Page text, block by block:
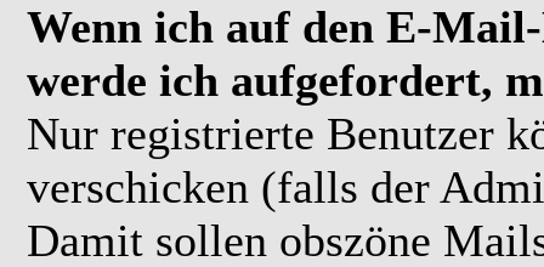
Wenn ich auf den E-
werde ich aufgefordert,
Nur registrierte Benutzer
verschicken (falls der
Damit sollen obszöne